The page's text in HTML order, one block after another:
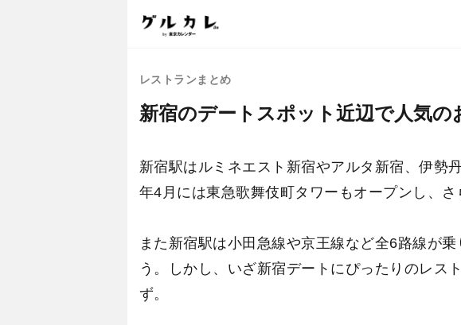
レストランまとめ
新宿のデートスポット近辺で人気の
新宿駅はルミネエスト新宿やアルタ新宿、伊勢
年4月には東急歌舞伎町タワーもオープンし、
また新宿駅は小田急線や京王線など全6路線が
う。しかし、いざ新宿デートにぴったりのレス
ず。